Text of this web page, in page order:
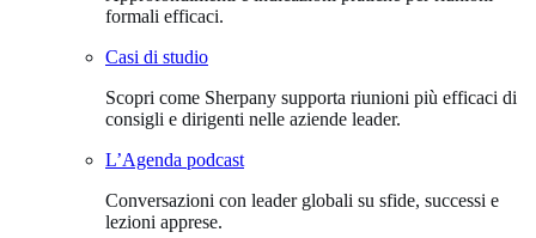
formali efficaci.
Casi di studio
Scopri come Sherpany supporta riunioni più efficaci di
consigli e dirigenti nelle aziende leader.
L’Agenda podcast
Conversazioni con leader globali su sfide, successi e
lezioni apprese.